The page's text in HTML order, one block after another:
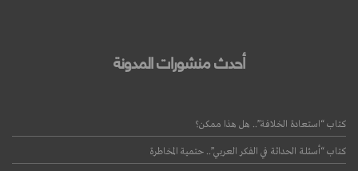
أحدث منشورات المدونة
كتاب “استعادة الخلافة”.. هل هذا ممكن؟
كتاب “أسئلة الحداثة في الفكر العربي”.. حتمية المخاطرة